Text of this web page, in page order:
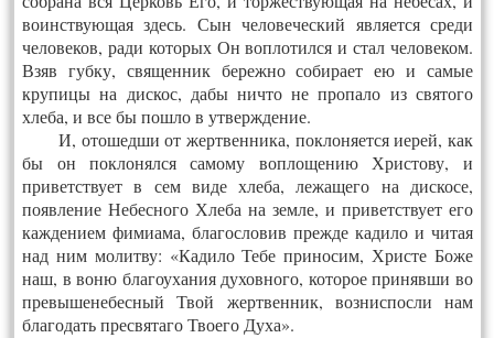
воинствующая здесь. Сын человеческий является среди
человеков, ради которых Он воплотился и стал человеком.
Взяв губку, священник бережно собирает ею и самые
крупицы на дискос, дабы ничто не пропало из святого
хлеба, и все бы пошло в утверждение.
И, отошедши от жертвенника, поклоняется иерей, как
бы он поклонялся самому воплощению Христову, и
приветствует в сем виде хлеба, лежащего на дискосе,
появление Небесного Хлеба на земле, и приветствует его
каждением фимиама, благословив прежде кадило и читая
над ним молитву: «Кадило Тебе приносим, Христе Боже
наш, в воню благоухания духовного, которое принявши во
превышенебесный Твой жертвенник, возниспосли нам
благодать пресвятаго Твоего Духа».